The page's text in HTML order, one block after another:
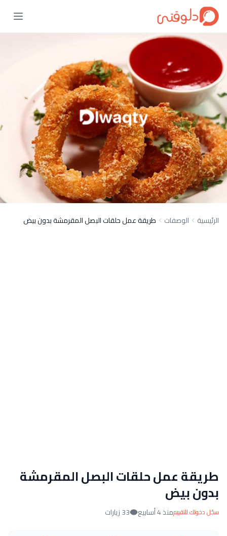
الرئيسية الوصفات طريقة عمل حلقات البصل المقرمشة بدون بيض
طريقة عمل حلقات البصل المقرمشة
بدون بيض
سجّل دخولك للتقييممنذ 4 أسابيع 33 زيارات